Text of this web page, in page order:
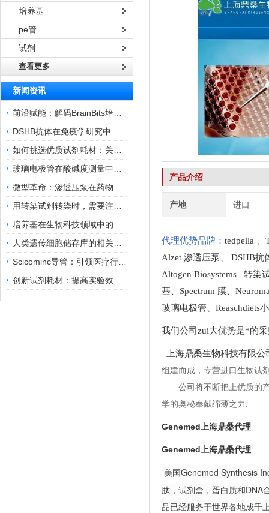
培养基
pe管
试剂
查看更多
新闻资讯
产品介绍
产地 进口
代理优势品牌： tedpella
Alzet 渗透压泵
DSHB抗
Altogen Biosystems 转染
基
Spectrum 膜
玻璃电极管
Reaschdiets
我们公司zui大优势是*的
上海鼎桑生物科技有限公
组建而成，专营进口生物试
公司将不断把上优质的
学的奥秘奉献绵薄之力.
Genemed上海鼎桑代理
Genemed上海鼎桑代理
美国Genemed Synthesis
肽，试剂盒，蛋白质和DNA
品已经服务于世界各地成千